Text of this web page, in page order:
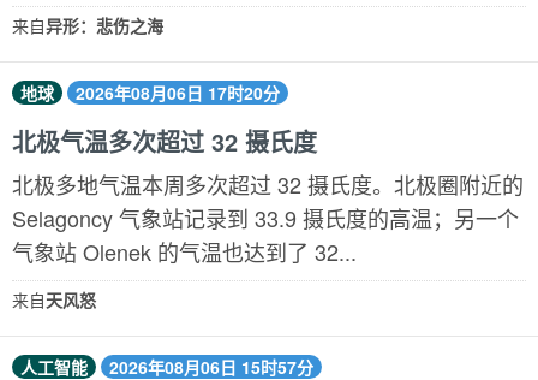
来自异形：悲伤之海
地球 2026年08月06日 17时20分
北极气温多次超过 32 摄氏度
北极多地气温本周多次超过 32 摄氏度。北极圈附近的
Selagoncy 气象站记录到 33.9 摄氏度的高温；另一个
气象站 Olenek 的气温也达到了 32...
来自天风怒
人工智能 2026年08月06日 15时57分